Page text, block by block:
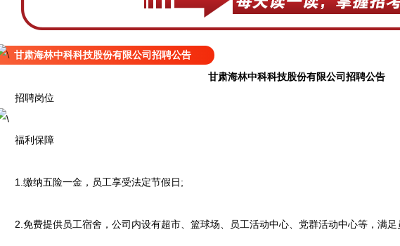
甘肃海林中科科技股份有限公司招聘公告
甘肃海林中科科技股份有限公司招聘公告
招聘岗位
福利保障
1.缴纳五险一金，员工享受法定节假日;
2.免费提供员工宿舍，公司内设有超市、篮球场、员工活动中心、党群活动中心等，满足